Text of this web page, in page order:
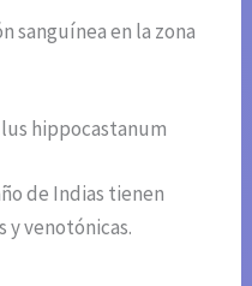
sanguínea en la zona
hippocastanum
de Indias tienen
venotónicas.